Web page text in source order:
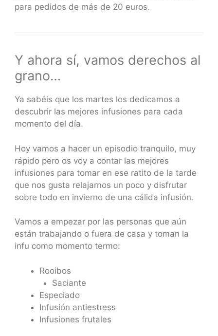
para pedidos de más de 20 euros.
Y ahora sí, vamos derechos al
grano…
Ya sabéis que los martes los dedicamos a
descubrir las mejores infusiones para cada
momento del día.
Hoy vamos a hacer un episodio tranquilo, muy
rápido pero os voy a contar las mejores
infusiones para tomar en ese ratito de la tarde
que nos gusta relajarnos un poco y disfrutar
sobre todo en invierno de una cálida infusión.
Vamos a empezar por las personas que aún
están trabajando o fuera de casa y toman la
infu como momento termo:
Rooibos
Saciante
Especiado
Infusión antiestress
Infusiones frutales